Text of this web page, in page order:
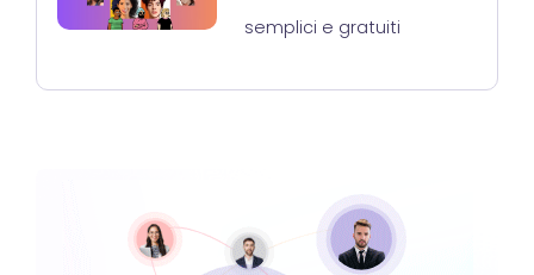
semplici e gratuiti